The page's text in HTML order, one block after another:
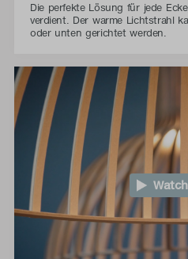
Die perfekte Lösung für jede
verdient. Der warme Lichtstrahl
oder unten gerichtet werden.